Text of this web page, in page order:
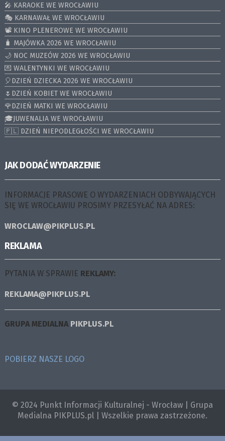
🎤 KARAOKE WE WROCŁAWIU
🎭 KARNAWAŁ WE WROCŁAWIU
📽️ KINO PLENEROWE WE WROCŁAWIU
🧳 MAJÓWKA 2026 WE WROCŁAWIU
🌙 NOC MUZEÓW 2026 WE WROCŁAWIU
💌 WALENTYNKI WE WROCŁAWIU
🎈DZIEŃ DZIECKA 2026 WE WROCŁAWIU
🌷DZIEŃ KOBIET WE WROCŁAWIU
🌹DZIEŃ MATKI WE WROCŁAWIU
🎓JUWENALIA WE WROCŁAWIU
🇵🇱 DZIEŃ NIEPODLEGŁOŚCI WE WROCŁAWIU
JAK DODAĆ WYDARZENIE
INFORMACJE PRASOWE O WYDARZENIACH ODBYWAJĄCYCH
SIĘ WE WROCŁAWIU PROSIMY PRZESYŁAĆ NA ADRES:
WROCLAW@PIKPLUS.PL
REKLAMA
PYTANIA W SPRAWIE REKLAMY:
REKLAMA@PIKPLUS.PL
GRUPA MEDIALNA PIKPLUS.PL
POBIERZ NASZE LOGO
© 2024 Punkt Informacji Kulturalnej - Wrocław | Grupa
Medialna PIKPLUS.pl | Wszelkie prawa zastrzeżone.